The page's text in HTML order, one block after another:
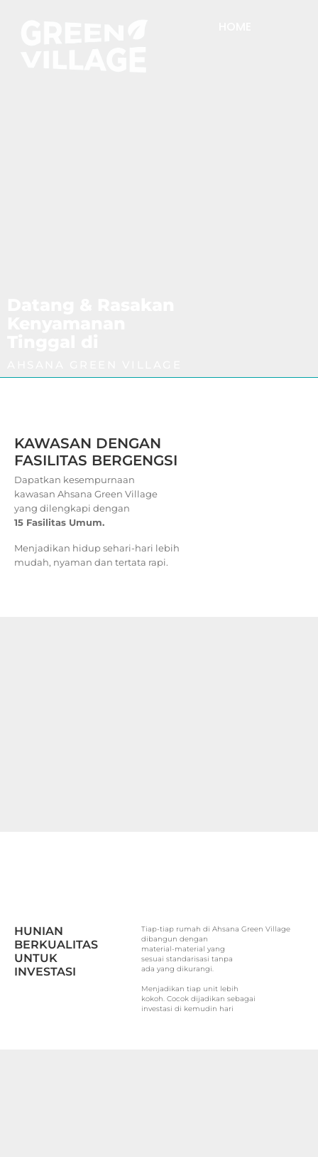
KAWASAN DENGAN
FASILITAS BERGENGSI
Dapatkan kesempurnaan
kawasan Ahsana Green Village
yang dilengkapi dengan
15 Fasilitas Umum.
Menjadikan hidup sehari-hari lebih
mudah, nyaman dan tertata rapi.
HUNIAN
BERKUALITAS
UNTUK
INVESTASI
Tiap-tiap rumah di Ahsana Green Village
dibangun dengan
material-material yang
sesuai standarisasi tanpa
ada yang dikurangi.
Menjadikan tiap unit lebih
kokoh. Cocok dijadikan sebagai
investasi di kemudin hari